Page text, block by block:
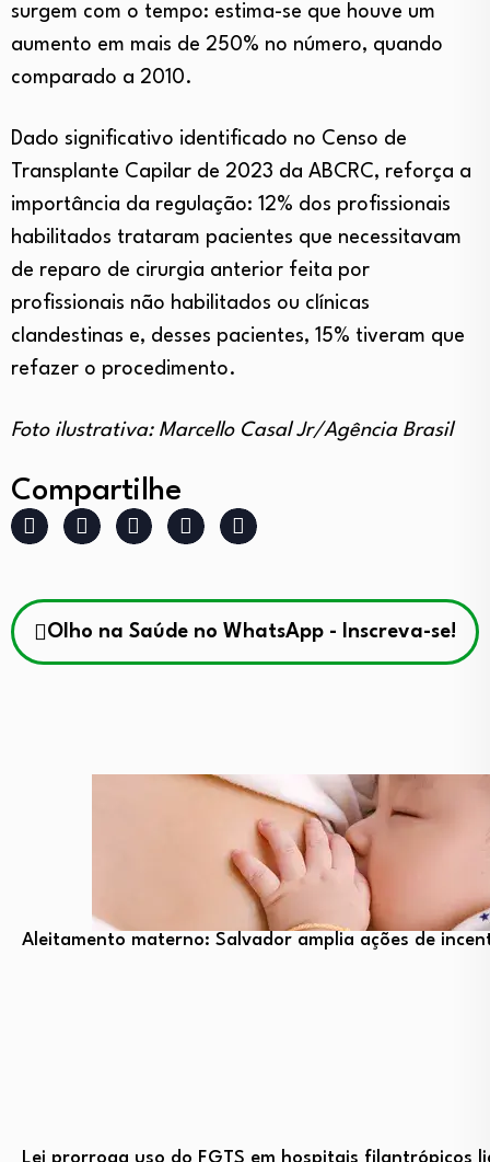
surgem com o tempo: estima-se que houve um
aumento em mais de 250% no número, quando
comparado a 2010.
Dado significativo identificado no Censo de
Transplante Capilar de 2023 da ABCRC, reforça a
importância da regulação: 12% dos profissionais
habilitados trataram pacientes que necessitavam
de reparo de cirurgia anterior feita por
profissionais não habilitados ou clínicas
clandestinas e, desses pacientes, 15% tiveram que
refazer o procedimento.
Foto ilustrativa: Marcello Casal Jr/Agência Brasil
Compartilhe
Olho na Saúde no WhatsApp - Inscreva-se!
Aleitamento materno: Salvador amplia ações de